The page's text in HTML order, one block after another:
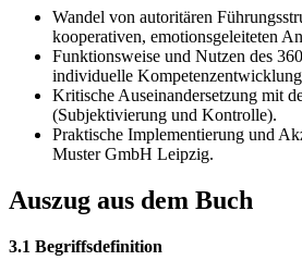
Wandel von autoritären
kooperativen, emotionsgeleiteten
Funktionsweise und Nutzen des
individuelle
Kritische Auseinandersetzung mit
(Subjektivierung und Kontrolle).
Praktische Implementierung und
Muster GmbH Leipzig.
Auszug aus dem Buch
3.1 Begriffsdefinition